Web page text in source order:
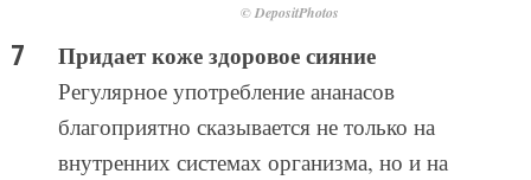
© DepositPhotos
Придает коже здоровое сияние
Регулярное употребление ананасов
благоприятно сказывается не только на
внутренних системах организма, но и на